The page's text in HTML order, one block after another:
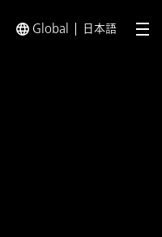
Global 日本語 メ